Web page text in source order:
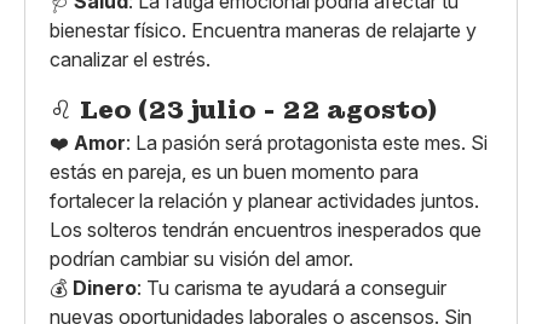
bienestar físico. Encuentra maneras de relajarte y
canalizar el estrés.
♌ Leo (23 julio - 22 agosto)
❤️ Amor: La pasión será protagonista este mes. Si
estás en pareja, es un buen momento para
fortalecer la relación y planear actividades juntos.
Los solteros tendrán encuentros inesperados que
podrían cambiar su visión del amor.
💰 Dinero: Tu carisma te ayudará a conseguir
nuevas oportunidades laborales o ascensos. Sin